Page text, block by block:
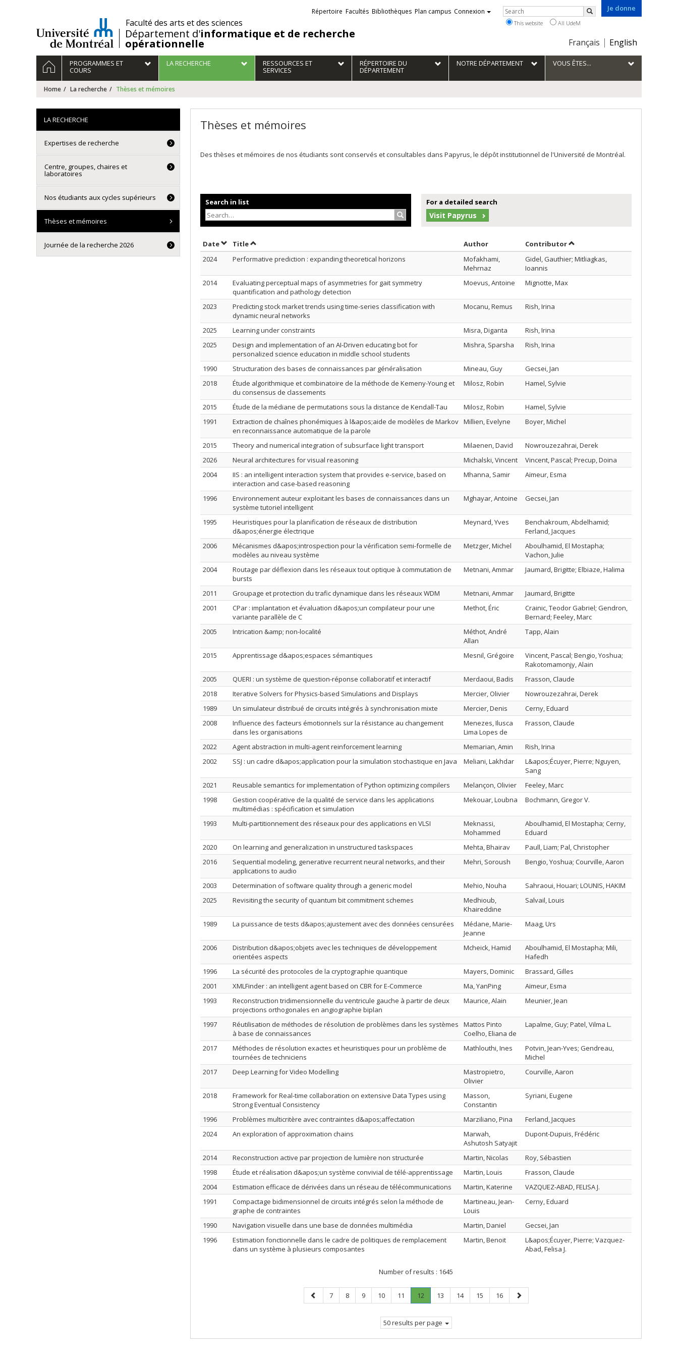
/Faculté des arts et des sciences
Département d'informatique et de recherche
opérationnelle
Je donne
Choix
la
langue
Français English
Liens
externes
Répertoire Facultés Bibliothèques Plan campus Connexion Rechercher
Search
This website All UdeM
Navigation
principale
HOMEPROGRAMMES ET
COURS
LA RECHERCHE RESSOURCES ET
SERVICES
RÉPERTOIRE DU
DÉPARTEMENT
NOTRE DÉPARTEMENT VOUS ÊTES...
Home La recherche Thèses et mémoires
Thèses et mémoires
Des thèses et mémoires de nos étudiants sont conservés et consultables dans Papyrus, le dépôt institutionnel de l'Université de Montréal.
Search in list
Search…
For a detailed search
Visit Papyrus
DateSort by date in descending order
TitleSort by title in descending order Author Sort by author in descending order
Contributorby contributor in descending
2024
Performative prediction : expanding theoretical horizons
Mofakhami,
Mehrnaz
Gidel, Gauthier; Mitliagkas,
Ioannis
2014
Evaluating perceptual maps of asymmetries for gait symmetry
quantification and pathology detection
Moevus, Antoine Mignotte, Max
2023
Predicting stock market trends using time-series classification with
dynamic neural networks
Mocanu, Remus Rish, Irina
2025 Learning under constraints Misra, Diganta
Rish, Irina
2025
Design and implementation of an AI-Driven educating bot for
personalized science education in middle school students
Mishra, Sparsha Rish, Irina
1990 Structuration des bases de connaissances par généralisation Mineau, Guy
Gecsei, Jan
2018
Étude algorithmique et combinatoire de la méthode de Kemeny-Young et
du consensus de classements
Milosz, Robin Hamel, Sylvie
2015 Étude de la médiane de permutations sous la distance de Kendall-Tau Milosz, Robin
Hamel, Sylvie
1991
Extraction de chaînes phonémiques à l&apos;aide de modèles de Markov
en reconnaissance automatique de la parole
Millien, Evelyne Boyer, Michel
2015 Theory and numerical integration of subsurface light transport Milaenen, David
Nowrouzezahrai, Derek
2026
Neural architectures for visual reasoning Michalski, Vincent
Vincent, Pascal; Precup, Doina
2004
IIS : an intelligent interaction system that provides e-service, based on
interaction and case-based reasoning
Mhanna, Samir Aïmeur, Esma
1996
Environnement auteur exploitant les bases de connaissances dans un
système tutoriel intelligent
Mghayar, Antoine Gecsei, Jan
1995
Heuristiques pour la planification de réseaux de distribution
d&apos;énergie électrique
Meynard, Yves
Benchakroum, Abdelhamid;
Ferland, Jacques
2006
Mécanismes d&apos;introspection pour la vérification semi-formelle de
modèles au niveau système
Metzger, Michel
Aboulhamid, El Mostapha;
Vachon, Julie
2004
Routage par déflexion dans les réseaux tout optique à commutation de
bursts
Metnani, Ammar Jaumard, Brigitte; Elbiaze, Halima
2011 Groupage et protection du trafic dynamique dans les réseaux WDM Metnani, Ammar
Jaumard, Brigitte
2001
CPar : implantation et évaluation d&apos;un compilateur pour une
variante parallèle de C
Methot, Éric
Crainic, Teodor Gabriel; Gendron,
Bernard; Feeley, Marc
2005
Intrication &amp; non-localité
Méthot, André
Allan
Tapp, Alain
2015 Apprentissage d&apos;espaces sémantiques Mesnil, Grégoire
Vincent, Pascal; Bengio, Yoshua;
Rakotomamonjy, Alain
2005
QUERI : un système de question-réponse collaboratif et interactif Merdaoui, Badis
Frasson, Claude
2018
Iterative Solvers for Physics-based Simulations and Displays Mercier, Olivier
Nowrouzezahrai, Derek
1989
Un simulateur distribué de circuits intégrés à synchronisation mixte Mercier, Denis
Cerny, Eduard
2008
Influence des facteurs émotionnels sur la résistance au changement
dans les organisations
Menezes, Ilusca
Lima Lopes de
Frasson, Claude
2022 Agent abstraction in multi-agent reinforcement learning Memarian, Amin
Rish, Irina
2002
SSJ : un cadre d&apos;application pour la simulation stochastique en Java Meliani, Lakhdar
L&apos;Écuyer, Pierre; Nguyen,
Sang
2021
Reusable semantics for implementation of Python optimizing compilers Melançon, Olivier
Feeley, Marc
1998
Gestion coopérative de la qualité de service dans les applications
multimédias : spécification et simulation
Mekouar, Loubna Bochmann, Gregor V.
1993 Multi-partitionnement des réseaux pour des applications en VLSI
Meknassi,
Mohammed
Aboulhamid, El Mostapha; Cerny,
Eduard
2020
On learning and generalization in unstructured taskspaces Mehta, Bhairav
Paull, Liam; Pal, Christopher
2016
Sequential modeling, generative recurrent neural networks, and their
applications to audio
Mehri, Soroush Bengio, Yoshua; Courville, Aaron
2003 Determination of software quality through a generic model Mehio, Nouha
Sahraoui, Houari; LOUNIS, HAKIM
2025
Revisiting the security of quantum bit commitment schemes
Medhioub,
Khaireddine
Salvail, Louis
1989 La puissance de tests d&apos;ajustement avec des données censurées
Médane, Marie-
Jeanne
Maag, Urs
2006
Distribution d&apos;objets avec les techniques de développement
orientées aspects
Mcheick, Hamid
Aboulhamid, El Mostapha; Mili,
Hafedh
1996
La sécurité des protocoles de la cryptographie quantique Mayers, Dominic
Brassard, Gilles
2001
XMLFinder : an intelligent agent based on CBR for E-Commerce Ma, YanPing
Aïmeur, Esma
1993
Reconstruction tridimensionnelle du ventricule gauche à partir de deux
projections orthogonales en angiographie biplan
Maurice, Alain Meunier, Jean
1997
Réutilisation de méthodes de résolution de problèmes dans les systèmes
à base de connaissances
Mattos Pinto
Coelho, Eliana de
Lapalme, Guy; Patel, Vilma L.
2017
Méthodes de résolution exactes et heuristiques pour un problème de
tournées de techniciens
Mathlouthi, Ines
Potvin, Jean-Yves; Gendreau,
Michel
2017
Deep Learning for Video Modelling
Mastropietro,
Olivier
Courville, Aaron
2018
Framework for Real-time collaboration on extensive Data Types using
Strong Eventual Consistency
Masson,
Constantin
Syriani, Eugene
1996 Problèmes multicritère avec contraintes d&apos;affectation Marziliano, Pina
Ferland, Jacques
2024
An exploration of approximation chains
Marwah,
Ashutosh Satyajit
Dupont-Dupuis, Frédéric
2014 Reconstruction active par projection de lumière non structurée Martin, Nicolas
Roy, Sébastien
1998
Étude et réalisation d&apos;un système convivial de télé-apprentissage Martin, Louis
Frasson, Claude
2004
Estimation efficace de dérivées dans un réseau de télécommunications Martin, Katerine
VAZQUEZ-ABAD, FELISA J.
1991
Compactage bidimensionnel de circuits intégrés selon la méthode de
graphe de contraintes
Martineau, Jean-
Louis
Cerny, Eduard
1990 Navigation visuelle dans une base de données multimédia Martin, Daniel
Gecsei, Jan
1996
Estimation fonctionnelle dans le cadre de politiques de remplacement
dans un système à plusieurs composantes
Martin, Benoit
L&apos;Écuyer, Pierre; Vazquez-
Abad, Felisa J.
Number of results : 1645
Previous
page
Page
7 Page
8 Page
9 Page
10 Page
11 Page
12.
Current
Page
13 Page
14 Page
15 Page
16
Next
page
50 results per page
LA RECHERCHE
Expertises de recherche
Centre, groupes, chaires et
laboratoires
Nos étudiants aux cycles supérieurs
Thèses et mémoires
Journée de la recherche 2026